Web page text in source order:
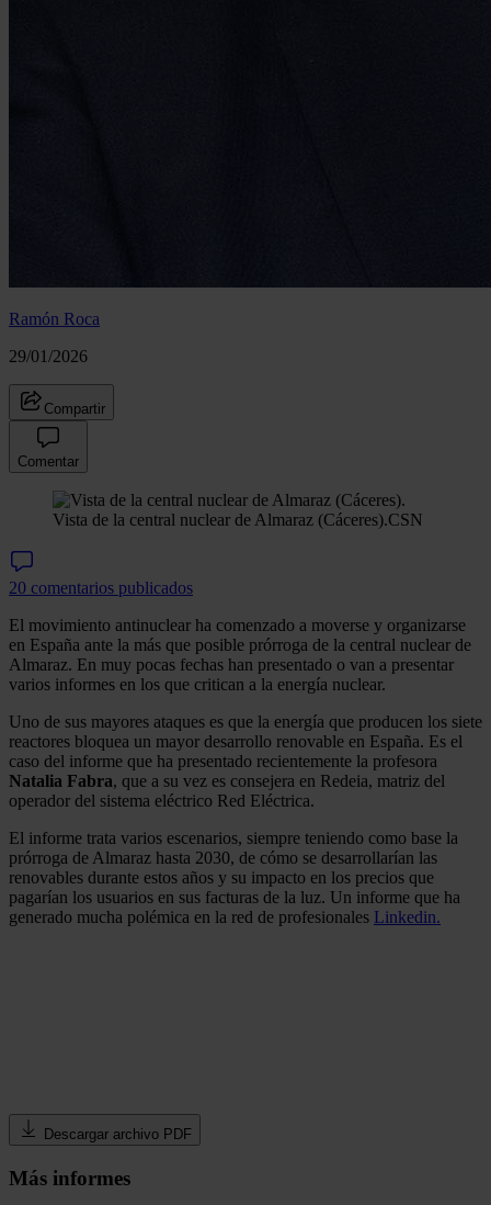
Ramón Roca
29/01/2026
Compartir
Comentar
Vista de la central nuclear de Almaraz (Cáceres).CSN
20 comentarios publicados
El movimiento antinuclear ha comenzado a moverse y organizarse
en España ante la más que posible prórroga de la central nuclear de
Almaraz. En muy pocas fechas han presentado o van a presentar
varios informes en los que critican a la energía nuclear.
Uno de sus mayores ataques es que la energía que producen los siete
reactores bloquea un mayor desarrollo renovable en España. Es el
caso del informe que ha presentado recientemente la profesora
Natalia Fabra, que a su vez es consejera en Redeia, matriz del
operador del sistema eléctrico Red Eléctrica.
El informe trata varios escenarios, siempre teniendo como base la
prórroga de Almaraz hasta 2030, de cómo se desarrollarían las
renovables durante estos años y su impacto en los precios que
pagarían los usuarios en sus facturas de la luz. Un informe que ha
generado mucha polémica en la red de profesionales Linkedin.
Descargar archivo PDF
Más informes